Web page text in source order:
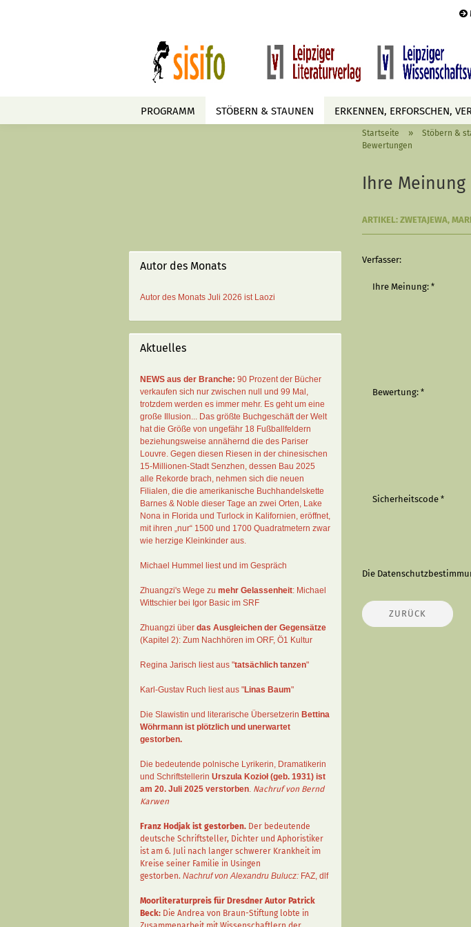
PROGRAMM STÖBERN & STAUNEN ERKENNEN, ERFORSCHEN,
AUTOREN
Startseite » Stöbern &
Bewertungen
Ihre Meinung
ARTIKEL: ZWETAJEWA,
Verfasser:
Ihre Meinung:
Bewertung:
Sicherheitscode
Die
ZURÜCK
Autor des Monats
Autor des Monats Juli 2026 ist Laozi
Aktuelles
NEWS aus der Branche: 90 Prozent der Bücher
verkaufen sich nur zwischen null und 99 Mal ,
trotzdem werden es immer mehr. Es geht um eine
große Illusion... Das größte Buchgeschäft der Welt
hat die Größe von ungefähr 18 Fußballfeldern
beziehungsweise annähernd die des Pariser
Louvre. Gegen diesen Riesen in der chinesischen
15-Millionen-Stadt Senzhen, dessen Bau 2025
alle Rekorde brach, nehmen sich die neuen
Filialen, die die amerikanische Buchhandelskette
Barnes & Noble dieser Tage an zwei Orten, Lake
Nona in Florida und Turlock in Kalifornien, eröffnet,
mit ihren „nur“ 1500 und 1700 Quadratmetern zwar
wie herzige Kleinkinder aus.
Michael Hummel liest und im Gespräch
Zhuangzi's Wege zu mehr Gelassenheit: Michael
Wittschier bei Igor Basic im SRF
Zhuangzi über das Ausgleichen der Gegensätze
(Kapitel 2): Zum Nachhören im ORF, Ö1 Kultur
Regina Jarisch liest aus "tatsächlich tanzen"
Karl-Gustav Ruch liest aus "Linas Baum"
Die Slawistin und literarische Übersetzerin Bettina
Wöhrmann ist plötzlich und unerwartet
gestorben.
Die bedeutende polnische Lyrikerin, Dramatikerin
und Schriftstellerin Urszula Kozioł (geb. 1931) ist
am 20. Juli 2025 verstorben. Nachruf von Bernd
Karwen
Franz Hodjak ist gestorben. Der bedeutende
deutsche Schriftsteller, Dichter und Aphoristiker
ist am 6. Juli nach langer schwerer Krankheit im
Kreise seiner Familie in Usingen
gestorben. Nachruf von Alexandru Bulucz: FAZ, dlf
Moorliteraturpreis für Dresdner Autor Patrick
Beck: Die Andrea von Braun-Stiftung lobte in